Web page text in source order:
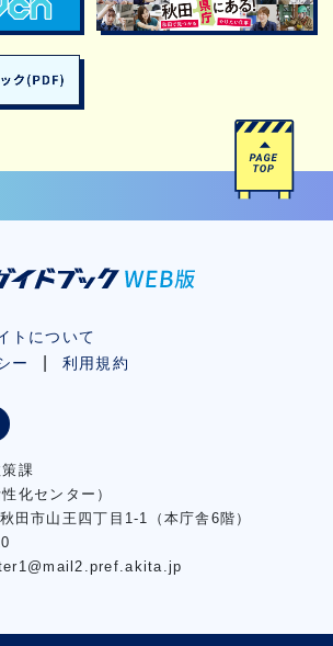
トについて
ー
利用規約
課
性化センター）
田市⼭王四丁⽬1-1（本庁舎6階）